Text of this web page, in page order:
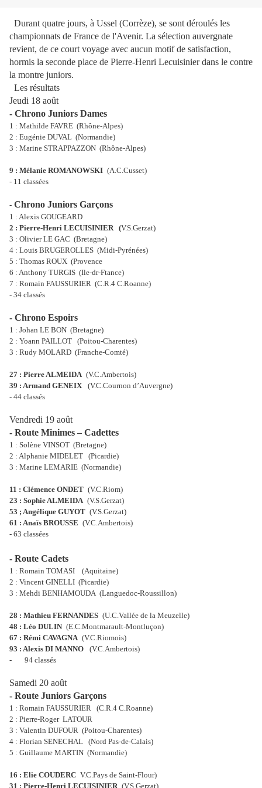
Durant quatre jours, à Ussel (Corrèze), se sont déroulés les
championnats de France de l'Avenir. La sélection auvergnate
revient, de ce court voyage avec aucun motif de satisfaction,
hormis la seconde place de Pierre-Henri Lecuisinier dans le contre
la montre juniors.
Les résultats
Jeudi 18 août
- Chrono Juniors Dames
1 : Mathilde FAVRE (Rhône-Alpes)
2 : Eugénie DUVAL (Normandie)
3 : Marine STRAPPAZZON (Rhône-Alpes)
9 : Mélanie ROMANOWSKI (A.C.Cusset)
- 11 classées
- Chrono Juniors Garçons
1 : Alexis GOUGEARD
2 : Pierre-Henri LECUISINIER (V.S.Gerzat)
3 : Olivier LE GAC (Bretagne)
4 : Louis BRUGEROLLES (Midi-Pyrénées)
5 : Thomas ROUX (Provence
6 : Anthony TURGIS (Ile-dr-Ftance)
7 : Romain FAUSSURIER (C.R.4 C.Roanne)
- 34 classés
- Chrono Espoirs
1 : Johan LE BON (Bretagne)
2 : Yoann PAILLOT (Poitou-Charentes)
3 : Rudy MOLARD (Franche-Comté)
27 : Pierre ALMEIDA (V.C.Ambertois)
39 : Armand GENEIX
(V.C.Cournon d’Auvergne)
- 44 classés
Vendredi 19 août
- Route Minimes – Cadettes
1 : Solène VINSOT (Bretagne)
2 : Alphanie MIDELET (Picardie)
3 : Marine LEMARIE (Normandie)
11 : Clémence ONDET (V.C.Riom)
23 : Sophie ALMEIDA (V.S.Gerzat)
53 ; Angélique GUYOT (V.S.Gerzat)
61 : Anaïs BROUSSE (V.C.Ambertois)
- 63 classées
- Route Cadets
1 : Romain TOMASI
(Aquitaine)
2 : Vincent GINELLI (Picardie)
3 : Mehdi BENHAMOUDA (Languedoc-Roussillon)
28 : Mathieu FERNANDES (U.C.Vallée de la Meuzelle)
48 : Léo DULIN (E.C.Montmarault-Montluçon)
67 : Rémi CAVAGNA (V.C.Riomois)
93 : Alexis DI MANNO
(V.C.Ambertois)
-
94 classés
Samedi 20 août
- Route Juniors Garçons
1 : Romain FAUSSURIER (C.R.4 C.Roanne)
2 : Pierre-Roger LATOUR
3 : Valentin DUFOUR (Poitou-Charentes)
4 : Florian SENECHAL (Nord Pas-de-Calais)
5 : Guillaume MARTIN (Normandie)
16 : Elie COUDERC V.C.Pays de Saint-Flour)
31 : Pierre-Henri LECUISINIER (V.S.Gerzat)